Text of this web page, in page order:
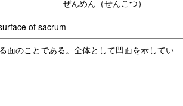
ぜんめん（せんこつ）
of sacrum
面のことである。全体として凹面を示してい